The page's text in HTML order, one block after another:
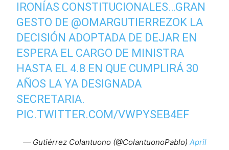
IRONÍAS CONSTITUCIONALES…GRAN
GESTO DE @OMARGUTIERREZOK LA
DECISIÓN ADOPTADA DE DEJAR EN
ESPERA EL CARGO DE MINISTRA
HASTA EL 4.8 EN QUE CUMPLIRÁ 30
AÑOS LA YA DESIGNADA
SECRETARIA.
PIC.TWITTER.COM/VWPYSEB4EF
— Gutiérrez Colantuono (@ColantuonoPablo) April